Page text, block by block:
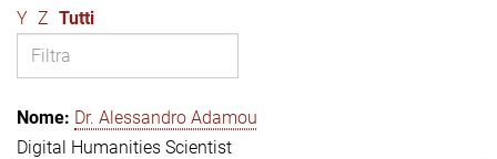
Y Z Tutti
Dr. Alessandro Adamou
Digital Humanities Scientist